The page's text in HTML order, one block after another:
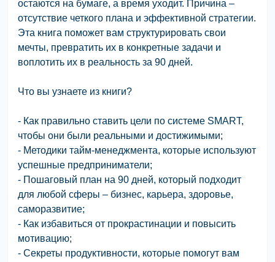
остаются на бумаге, а время уходит. Причина –
отсутствие четкого плана и эффективной стратегии.
Эта книга поможет вам структурировать свои
мечты, превратить их в конкретные задачи и
воплотить их в реальность за 90 дней.
Что вы узнаете из книги?
- Как правильно ставить цели по системе SMART,
чтобы они были реальными и достижимыми;
- Методики тайм-менеджмента, которые используют
успешные предприниматели;
- Пошаговый план на 90 дней, который подходит
для любой сферы – бизнес, карьера, здоровье,
саморазвитие;
- Как избавиться от прокрастинации и повысить
мотивацию;
- Секреты продуктивности, которые помогут вам